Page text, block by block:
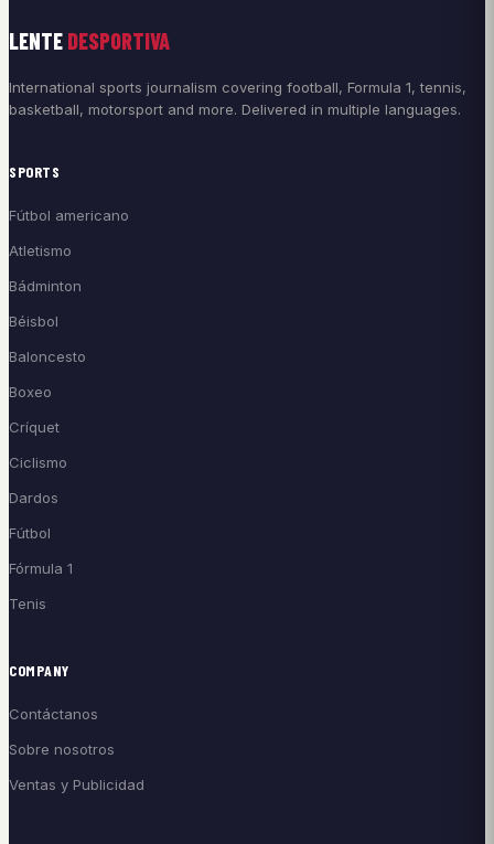
LENTE DESPORTIVA
International sports journalism covering football, Formula 1, tennis,
basketball, motorsport and more. Delivered in multiple languages.
SPORTS
Fútbol americano
Atletismo
Bádminton
Béisbol
Baloncesto
Boxeo
Críquet
Ciclismo
Dardos
Fútbol
Fórmula 1
Tenis
COMPANY
Contáctanos
Sobre nosotros
Ventas y Publicidad